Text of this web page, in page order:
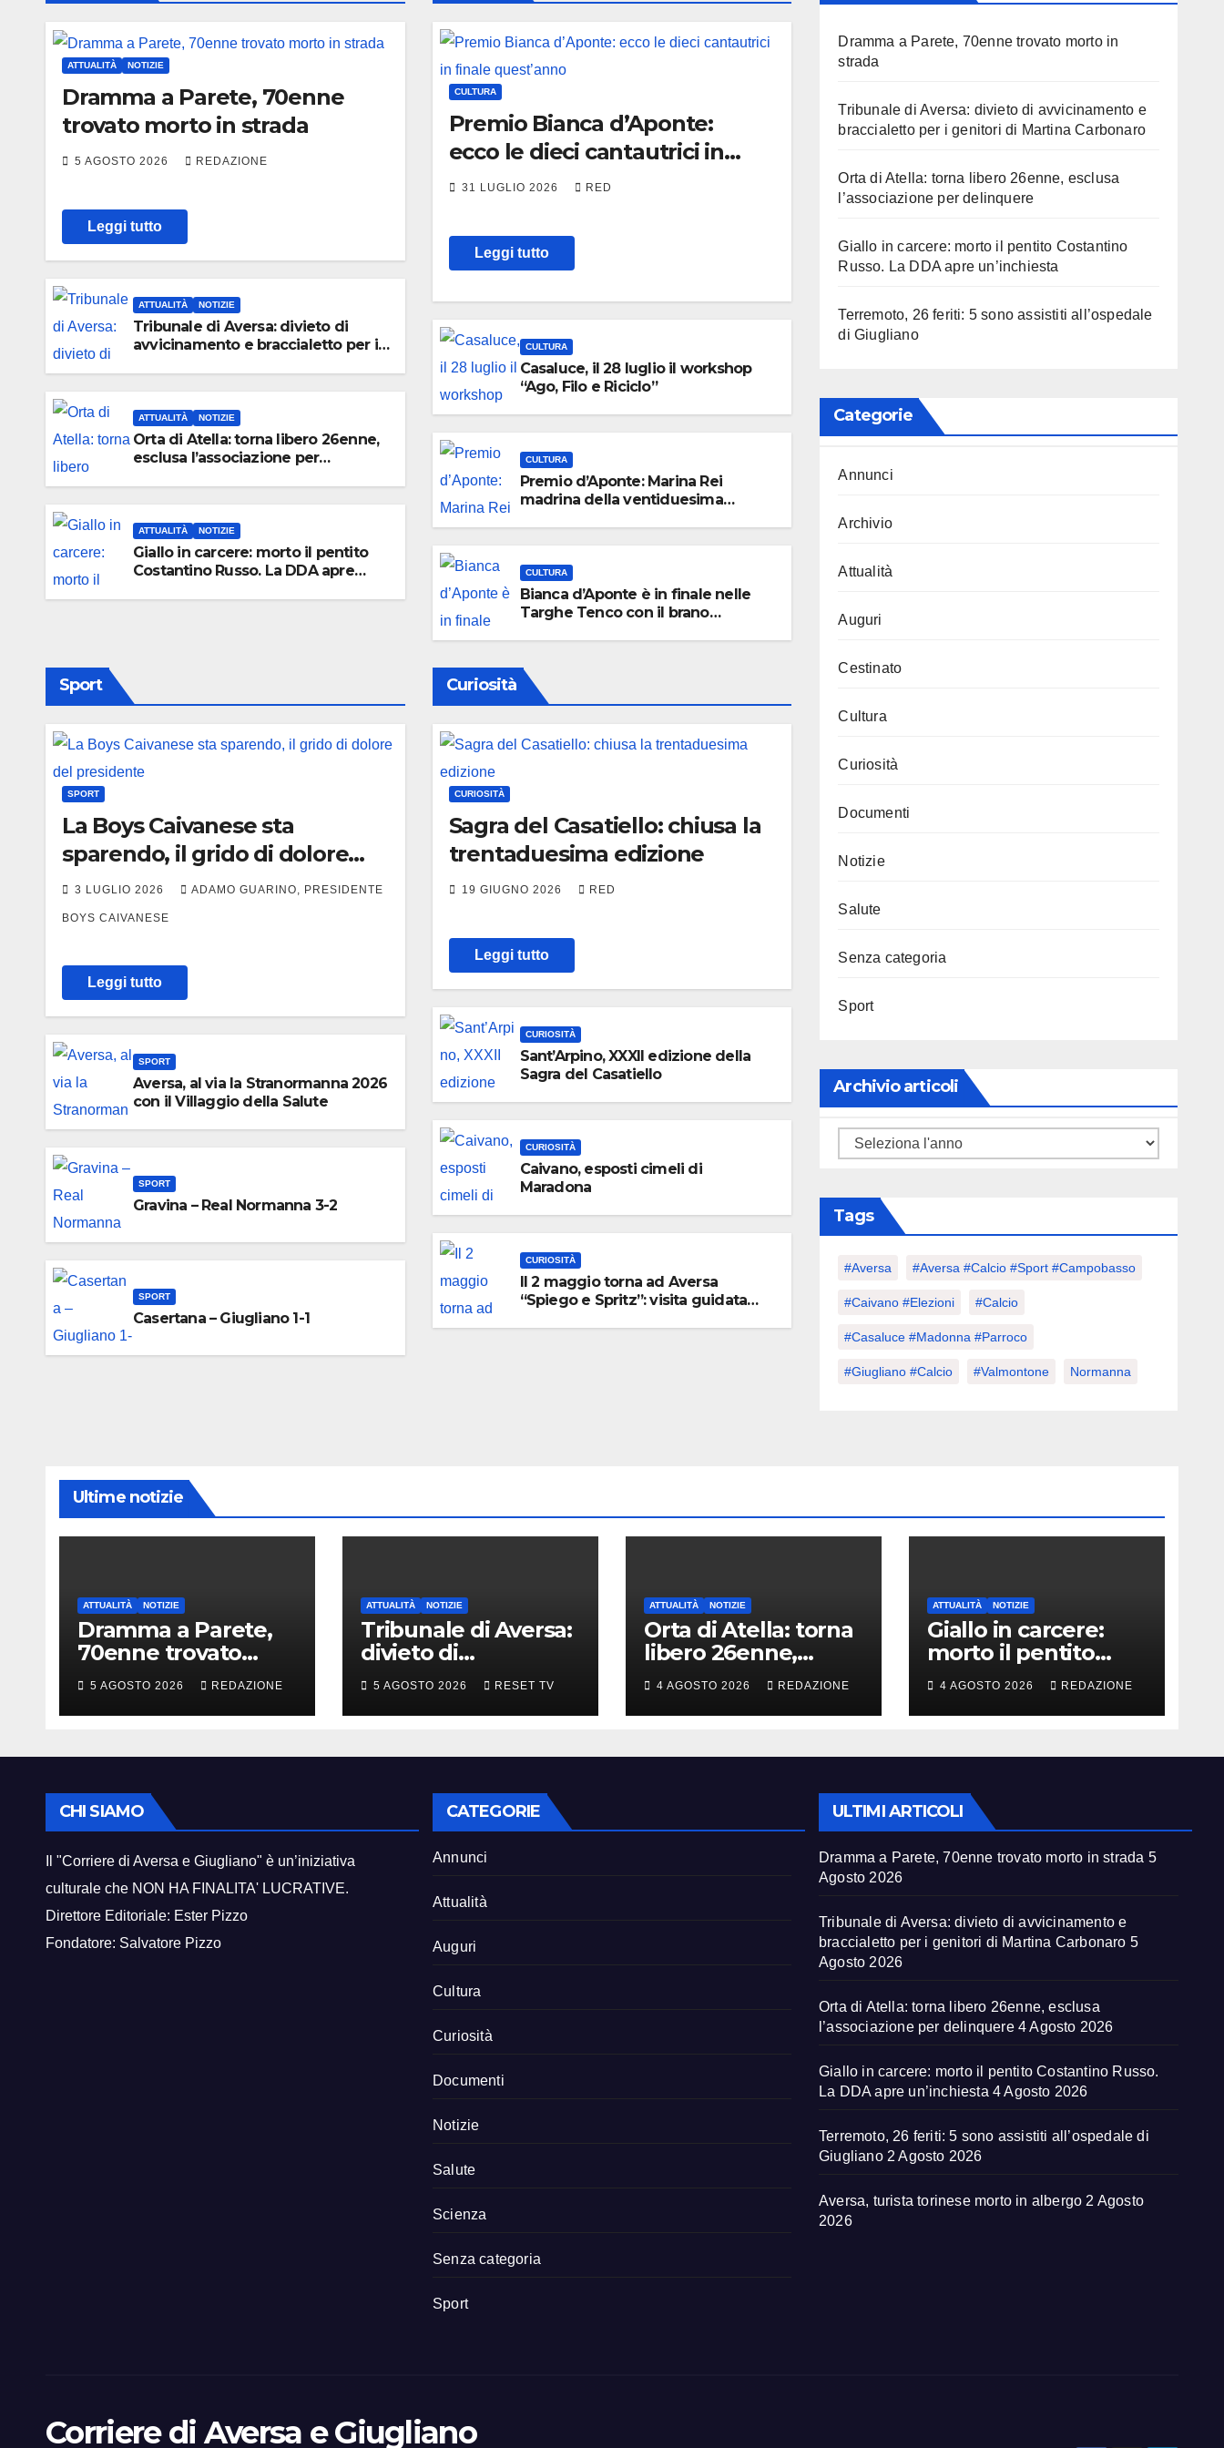
ATTUALITÀ NOTIZIE
Dramma a Parete, 70enne
trovato morto in strada
5 AGOSTO 2026 REDAZIONE
Leggi tutto
ATTUALITÀ NOTIZIE
Tribunale di Aversa: divieto di
avvicinamento e braccialetto per i
ATTUALITÀ NOTIZIE
Orta di Atella: torna libero 26enne,
esclusa l’associazione per
ATTUALITÀ NOTIZIE
Giallo in carcere: morto il pentito
Costantino Russo. La DDA apre
CULTURA
Premio Bianca d’Aponte:
ecco le dieci cantautrici in
finale quest’anno
31 LUGLIO 2026 RED
Leggi tutto
CULTURA
Casaluce, il 28 luglio il workshop
“Ago, Filo e Riciclo”
CULTURA
Premio d’Aponte: Marina Rei
madrina della ventiduesima
CULTURA
Bianca d’Aponte è in finale nelle
Targhe Tenco con il brano
Sport
SPORT
La Boys Caivanese sta
sparendo, il grido di dolore
del presidente
3 LUGLIO 2026 ADAMO GUARINO, PRESIDENTE
BOYS CAIVANESE
Leggi tutto
SPORT
Aversa, al via la Stranormanna 2026
con il Villaggio della Salute
SPORT
Gravina – Real Normanna 3-2
SPORT
Casertana – Giugliano 1-1
Curiosità
CURIOSITÀ
Sagra del Casatiello: chiusa la
trentaduesima edizione
19 GIUGNO 2026 RED
Leggi tutto
CURIOSITÀ
Sant’Arpino, XXXII edizione della
Sagra del Casatiello
CURIOSITÀ
Caivano, esposti cimeli di
Maradona
CURIOSITÀ
Il 2 maggio torna ad Aversa
“Spiego e Spritz”: visita guidata
Dramma a Parete, 70enne trovato morto in
strada
Tribunale di Aversa: divieto di avvicinamento e
braccialetto per i genitori di Martina Carbonaro
Orta di Atella: torna libero 26enne, esclusa
l’associazione per delinquere
Giallo in carcere: morto il pentito Costantino
Russo. La DDA apre un’inchiesta
Terremoto, 26 feriti: 5 sono assistiti all’ospedale
di Giugliano
Categorie
Annunci
Archivio
Attualità
Auguri
Cestinato
Cultura
Curiosità
Documenti
Notizie
Salute
Senza categoria
Sport
Archivio articoli
Tags
#aversa #Aversa #calcio #sport #Campobasso
#caivano #elezioni #calcio
#Casaluce #Madonna #parroco
#giugliano #calcio #valmontone Normanna
Ultime notizie
ATTUALITÀ NOTIZIE
Dramma a Parete,
70enne trovato
morto in strada
5 AGOSTO 2026 REDAZIONE
ATTUALITÀ NOTIZIE
Tribunale di Aversa:
divieto di
avvicinamento e
braccialetto per i
genitori di Martina
5 AGOSTO 2026 RESET TV
ATTUALITÀ NOTIZIE
Orta di Atella: torna
libero 26enne,
esclusa
l’associazione per
delinquere
4 AGOSTO 2026 REDAZIONE
ATTUALITÀ NOTIZIE
Giallo in carcere:
morto il pentito
Costantino Russo.
La DDA apre
un’inchiesta
4 AGOSTO 2026 REDAZIONE
CHI SIAMO
Il "Corriere di Aversa e Giugliano" è un’iniziativa
culturale che NON HA FINALITA' LUCRATIVE.
Direttore Editoriale: Ester Pizzo
Fondatore: Salvatore Pizzo
CATEGORIE
Annunci
Attualità
Auguri
Cultura
Curiosità
Documenti
Notizie
Salute
Scienza
Senza categoria
Sport
ULTIMI ARTICOLI
Dramma a Parete, 70enne trovato morto in strada 5
Agosto 2026
Tribunale di Aversa: divieto di avvicinamento e
braccialetto per i genitori di Martina Carbonaro 5
Agosto 2026
Orta di Atella: torna libero 26enne, esclusa
l’associazione per delinquere 4 Agosto 2026
Giallo in carcere: morto il pentito Costantino Russo.
La DDA apre un’inchiesta 4 Agosto 2026
Terremoto, 26 feriti: 5 sono assistiti all’ospedale di
Giugliano 2 Agosto 2026
Aversa, turista torinese morto in albergo 2 Agosto
2026
Corriere di Aversa e Giugliano